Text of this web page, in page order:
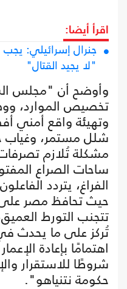
اقرأ أيضا:
جنرال إسرائيلي:
"لا يجيد القتال"
وأوضح أن "مجلس
تخصيص الموارد،
وتهيئة واقع أمني
شلل مستمر،
مشكلة تُلازم
ساحات الصراع
الفراغ، يتردد
حيث تحافظ مصر على
تتجنب التورط
تُركز على ما يحدث
اهتمامًا بإعادة
شروطًا للاستقرار
حكومة نتنياهو".